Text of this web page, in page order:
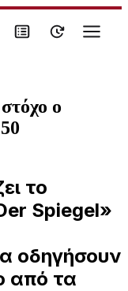
ο
το
Spiegel»
οδηγήσουν
από τα